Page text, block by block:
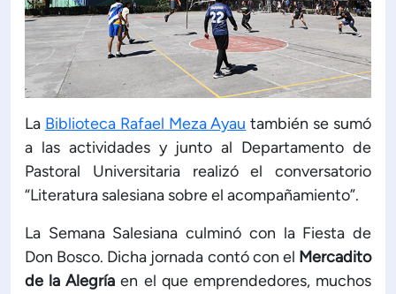
La Biblioteca Rafael Meza Ayau también se sumó
a las actividades y junto al Departamento de
Pastoral Universitaria realizó el conversatorio
“Literatura salesiana sobre el acompañamiento”.
La Semana Salesiana culminó con la Fiesta de
Don Bosco. Dicha jornada contó con el Mercadito
de la Alegría en el que emprendedores, muchos